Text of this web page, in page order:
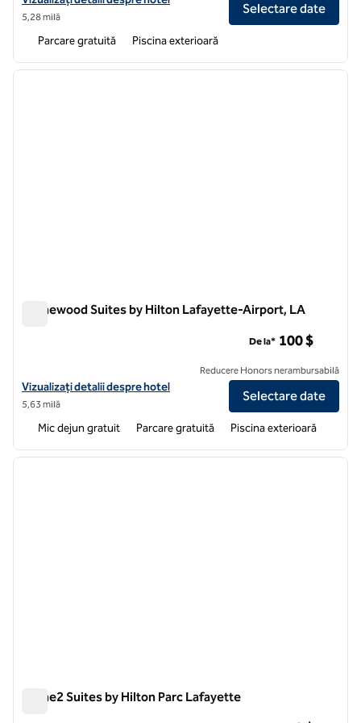
5,28 milă
Selectare date
Parcare gratuită Piscina exterioară
1 din 12
Homewood Suites by Hilton Lafayette-Airport, LA
Vizualizați detaliile hotelului pentru Homewood Suites by Hilton
Vizualizați detalii despre hotel
5,63 milă
De la* 100 $
Reducere Honors nerambursabilă
Selectare date
Mic dejun gratuit Parcare gratuită Piscina exterioară
1 din 12
Home2 Suites by Hilton Parc Lafayette